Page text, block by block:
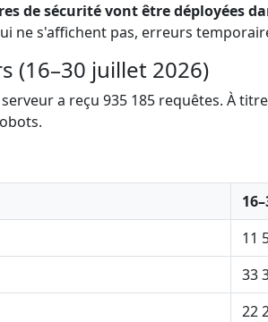
de sécurité vont être déployées
ne s'affichent pas, erreurs
(16–30 juillet 2026)
a reçu 935 185 requêtes. À
11
33
22